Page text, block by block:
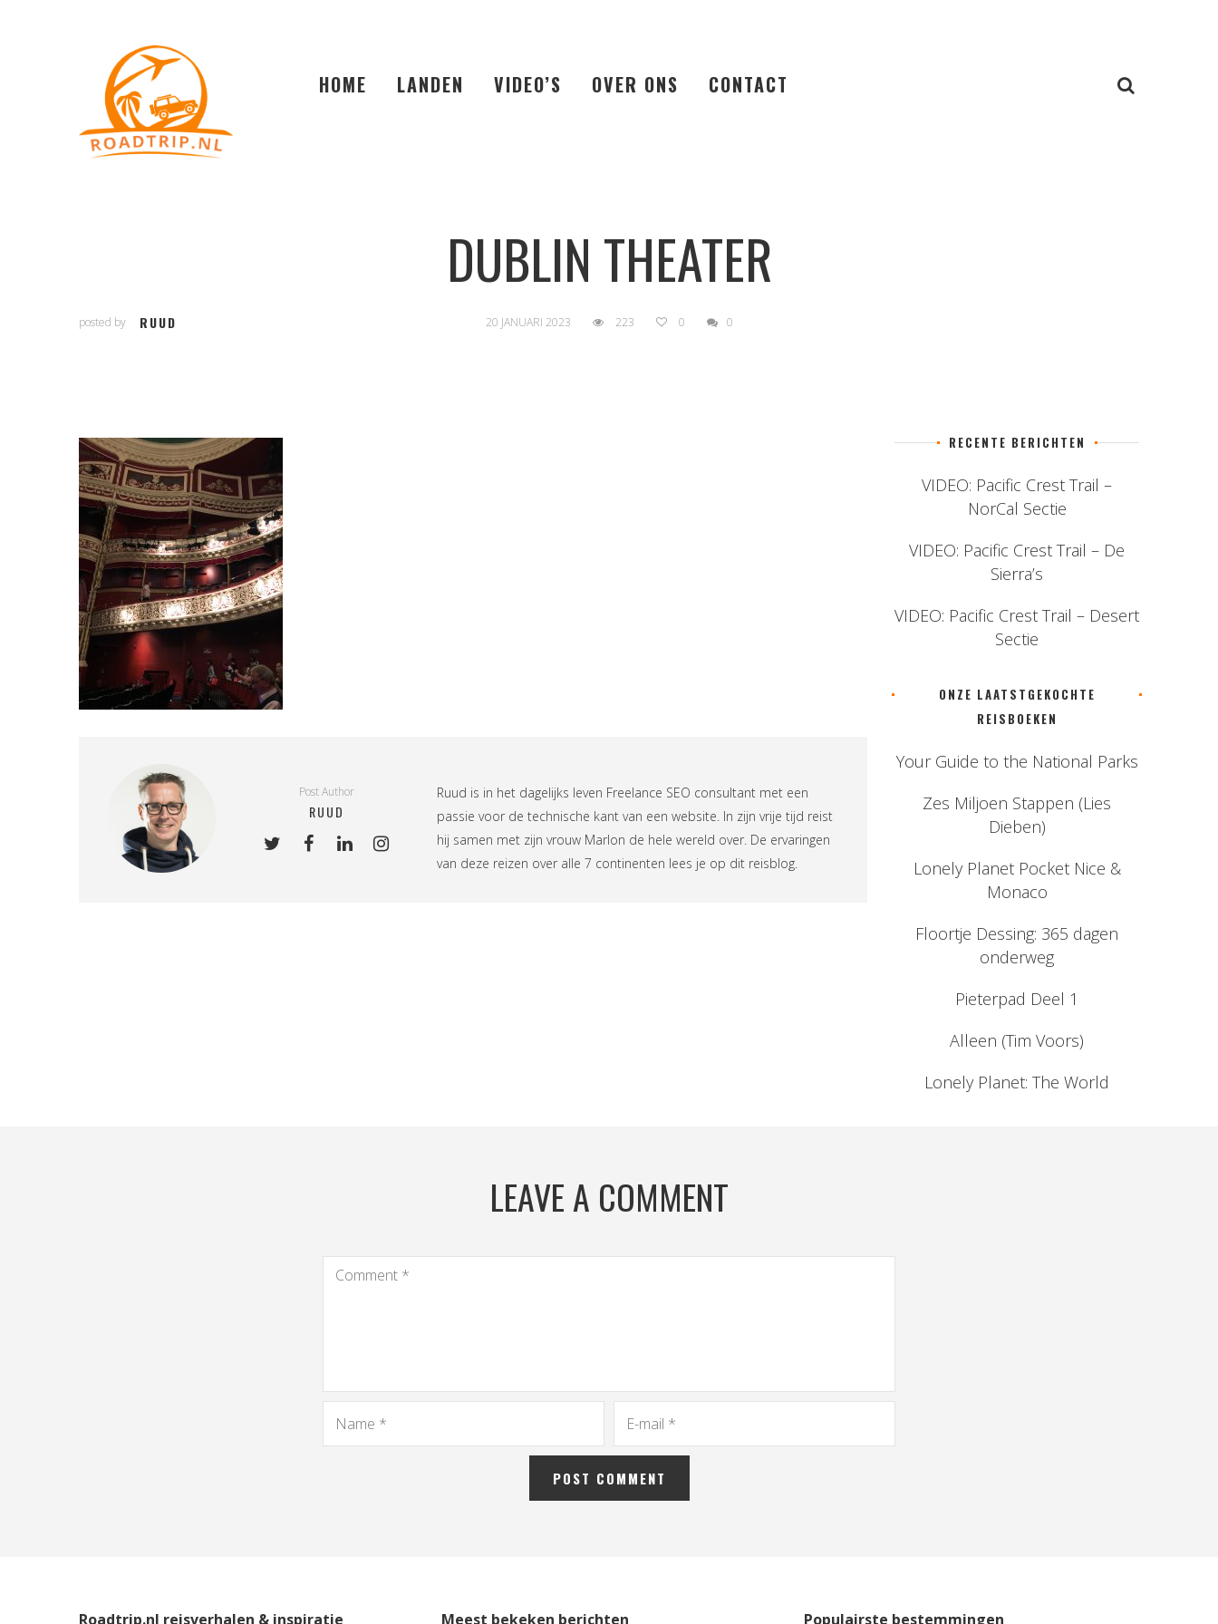
HOME LANDEN VIDEO’S OVER ONS CONTACT
DUBLIN THEATER
posted by RUUD 20 JANUARI 2023 223 0 0
Post Author
RUUD
Ruud is in het dagelijks leven Freelance SEO consultant met een
passie voor de technische kant van een website. In zijn vrije tijd reist
hij samen met zijn vrouw Marlon de hele wereld over. De ervaringen
van deze reizen over alle 7 continenten lees je op dit reisblog.
RECENTE BERICHTEN
VIDEO: Pacific Crest Trail –
NorCal Sectie
VIDEO: Pacific Crest Trail – De
Sierra’s
VIDEO: Pacific Crest Trail – Desert
Sectie
ONZE LAATSTGEKOCHTE
REISBOEKEN
Your Guide to the National Parks
Zes Miljoen Stappen (Lies
Dieben)
Lonely Planet Pocket Nice &
Monaco
Floortje Dessing: 365 dagen
onderweg
Pieterpad Deel 1
Alleen (Tim Voors)
Lonely Planet: The World
LEAVE A COMMENT
Roadtrip.nl reisverhalen & inspiratie Meest bekeken berichten Populairste bestemmingen